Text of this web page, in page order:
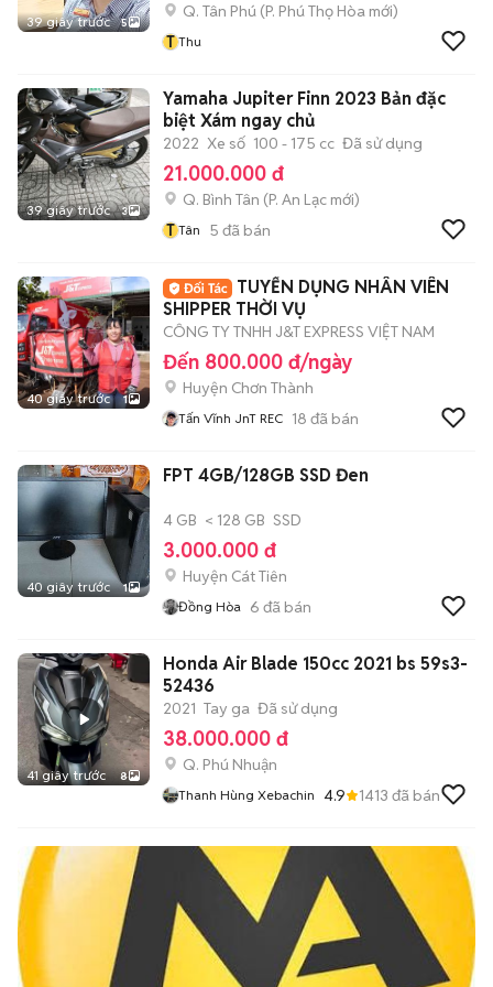
39 giây trước 5
Q. Tân Phú (P. Phú Thọ Hòa mới)
T Thu
39 giây trước 3
Yamaha Jupiter Finn 2023 Bản đặc
biệt Xám ngay chủ
2022 Xe số 100 - 175 cc Đã sử dụng
21.000.000 đ
Q. Bình Tân (P. An Lạc mới)
T Tân 5 đã bán
40 giây trước 1
TUYỂN DỤNG NHÂN VIÊN
SHIPPER THỜI VỤ
CÔNG TY TNHH J&T EXPRESS VIỆT NAM
Đến 800.000 đ/ngày
Huyện Chơn Thành
Tấn Vĩnh JnT REC 18 đã bán
40 giây trước 1
FPT 4GB/128GB SSD Đen
4 GB < 128 GB SSD
3.000.000 đ
Huyện Cát Tiên
Đồng Hòa 6 đã bán
41 giây trước 8
Honda Air Blade 150cc 2021 bs 59s3-
52436
2021 Tay ga Đã sử dụng
38.000.000 đ
Q. Phú Nhuận
Thanh Hùng Xebachin 4.9 1413 đã bán